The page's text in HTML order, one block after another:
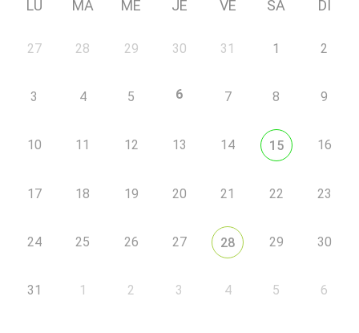
LU MA ME JE VE SA DI
27 28 29 30 31 1 2
3 4 5 6 7 8 9
10 11 12 13 14 15 16
17 18 19 20 21 22 23
24 25 26 27 28 29 30
31 1 2 3 4 5 6